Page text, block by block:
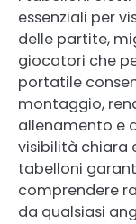
essenziali per
delle partite,
giocatori che
portatile
montaggio,
allenamento e
visibilità chiara
tabelloni
comprendere
da qualsiasi